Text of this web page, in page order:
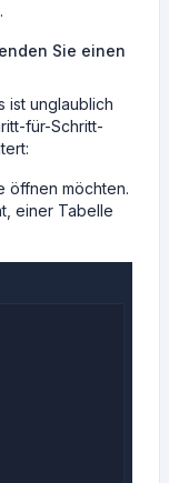
Sie einen
ist unglaublich
für-Schritt-
öffnen möchten.
einer Tabelle